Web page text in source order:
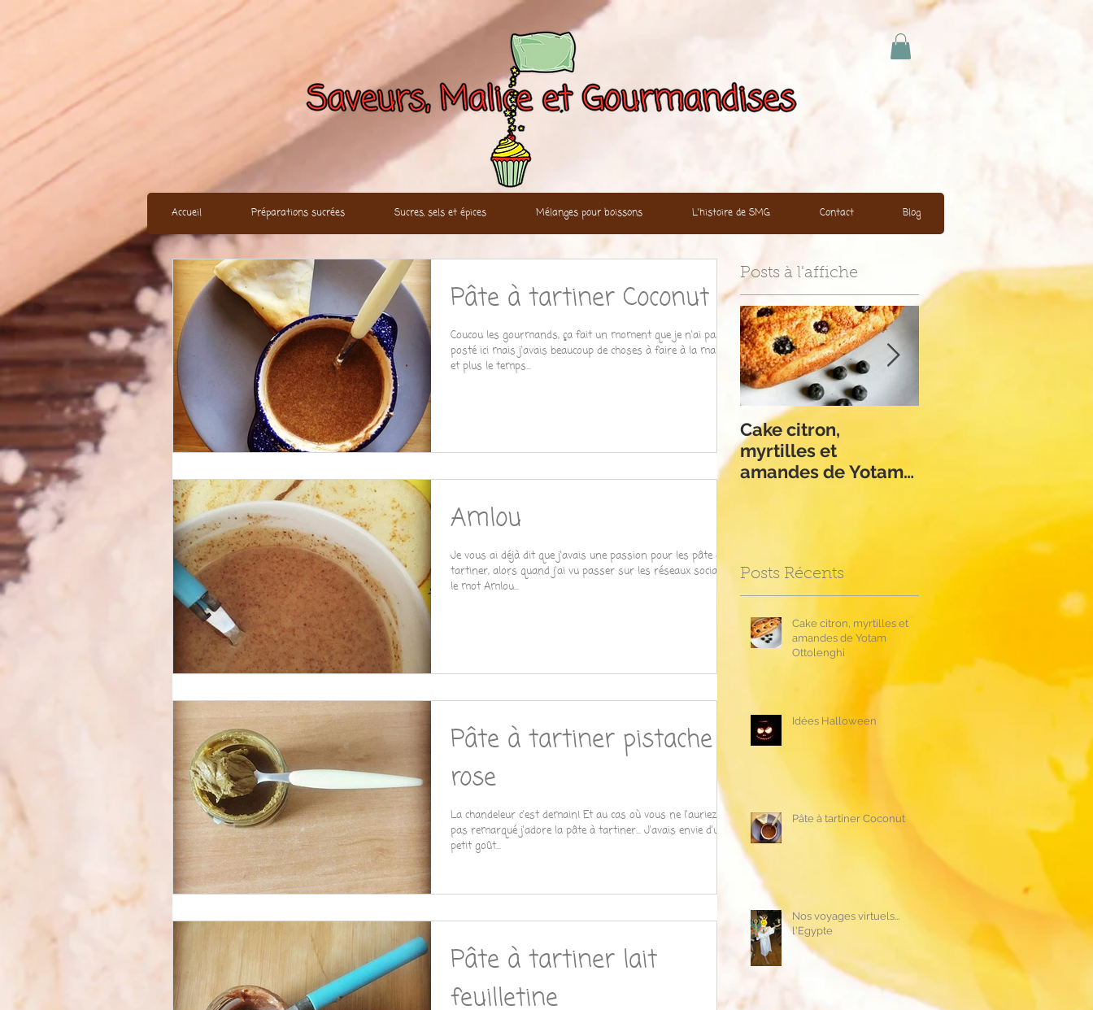
Accueil Préparations sucrées Sucres, sels et épices Mélanges pour boissons L'histoire de SMG Contact Blog
Pâte à tartiner Coconut
Coucou les gourmands, ça fait un moment que je n'ai pas
posté ici mais j'avais beaucoup de choses à faire à la maison
et plus le temps...
Amlou
Je vous ai déjà dit que j'avais une passion pour les pâte à
tartiner, alors quand j'ai vu passer sur les réseaux sociaux
le mot Amlou...
Pâte à tartiner pistache
rose
La chandeleur c'est demain! Et au cas où vous ne l'auriez
pas remarqué j'adore la pâte à tartiner... J'avais envie d'un
petit goût...
Pâte à tartiner lait
feuilletine
Posts à l'affiche
Cake citron,
myrtilles et
amandes de Yotam
Apple Crumble de
Posts Récents
Cake citron, myrtilles et
amandes de Yotam
Ottolenghi
Idées Halloween
Pâte à tartiner Coconut
Nos voyages virtuels...
l'Egypte